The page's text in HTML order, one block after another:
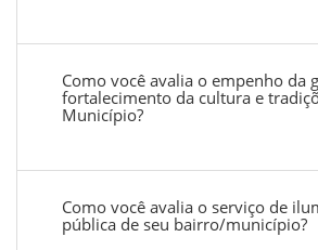
Como você avalia o empenho da
fortalecimento da cultura e
Município?
Como você avalia o serviço de
pública de seu bairro/município?